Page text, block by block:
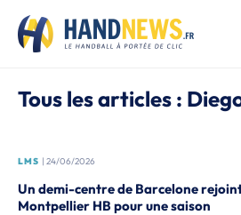
Tous les articles :
LMS | 24/06/2026
Un demi-centre de Barcelone
Montpellier HB pour une saison